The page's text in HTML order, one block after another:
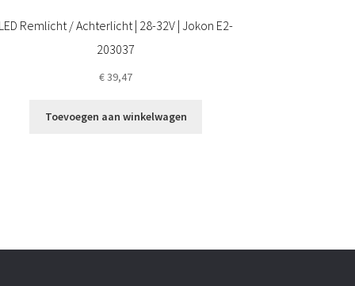
LED Remlicht / Achterlicht | 28-32V | Jokon E2-
203037
€39,47
Toevoegen aan winkelwagen